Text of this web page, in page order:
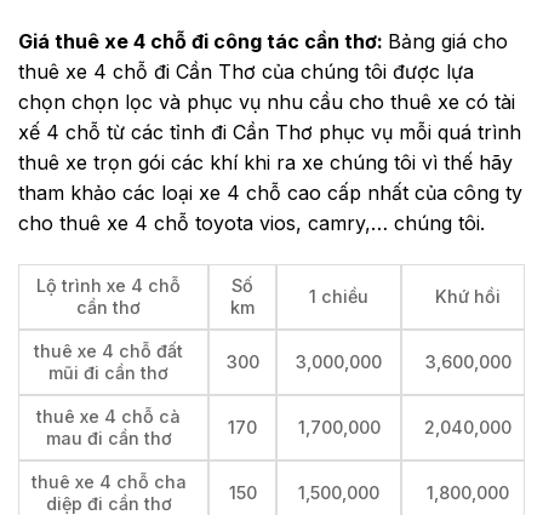
Giá thuê xe 4 chỗ đi công tác cần thơ: Bảng giá cho
thuê xe 4 chỗ đi Cần Thơ của chúng tôi được lựa
chọn chọn lọc và phục vụ nhu cầu cho thuê xe có tài
xế 4 chỗ từ các tỉnh đi Cần Thơ phục vụ mỗi quá trình
thuê xe trọn gói các khí khi ra xe chúng tôi vì thế hãy
tham khảo các loại xe 4 chỗ cao cấp nhất của công ty
cho thuê xe 4 chỗ toyota vios, camry,… chúng tôi.
Lộ trình xe 4 chỗ
cần thơ
Số
km
1 chiều Khứ hồi
thuê xe 4 chỗ đất
mũi đi cần thơ
300 3,000,000 3,600,000
thuê xe 4 chỗ cà
mau đi cần thơ
170 1,700,000 2,040,000
thuê xe 4 chỗ cha
diệp đi cần thơ
150 1,500,000 1,800,000